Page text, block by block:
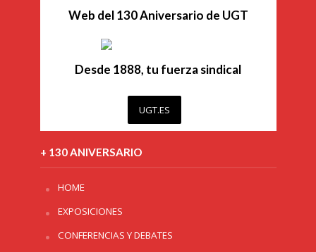
Web del 130 Aniversario de UGT
Desde 1888, tu fuerza sindical
UGT.ES
+ 130 ANIVERSARIO
HOME
EXPOSICIONES
CONFERENCIAS Y DEBATES